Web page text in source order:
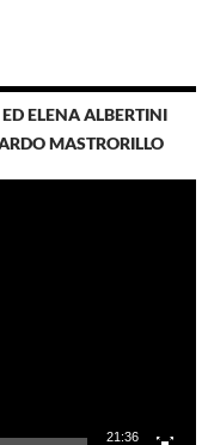
ELENA ALBERTINI
MASTRORILLO
21:36